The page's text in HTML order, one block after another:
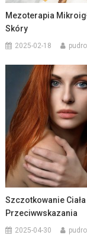
Mezoterapia
Skóry
2025-02-18
Szczotkowanie
Przeciwwskazania
2025-04-30